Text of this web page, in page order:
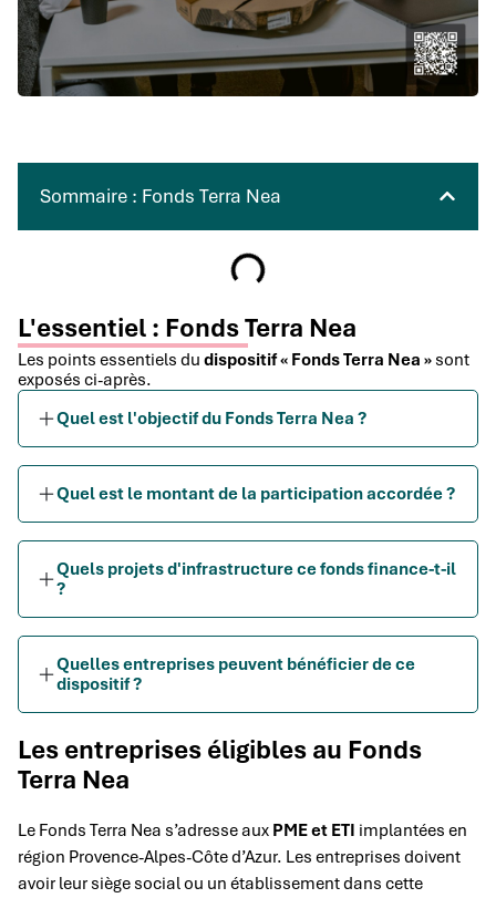
Sommaire : Fonds Terra Nea
L'essentiel : Fonds Terra Nea
Les points essentiels du dispositif « Fonds Terra Nea » sont
exposés ci-après.
Quel est l'objectif du Fonds Terra Nea ?
Quel est le montant de la participation accordée ?
Quels projets d'infrastructure ce fonds finance-t-il
?
Quelles entreprises peuvent bénéficier de ce
dispositif ?
Les entreprises éligibles au Fonds
Terra Nea
Le Fonds Terra Nea s’adresse aux PME et ETI implantées en
région Provence-Alpes-Côte d’Azur. Les entreprises doivent
avoir leur siège social ou un établissement dans cette